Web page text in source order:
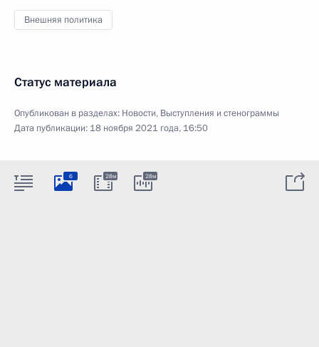
Внешняя политика
Статус материала
Опубликован в разделах: Новости, Выступления и стенограммы
Дата публикации: 18 ноября 2021 года, 16:50
6 28м 28м